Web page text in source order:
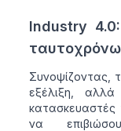
Industry
Συνοψίζοντας,
εξέλιξη,
κατασκευαστές
να